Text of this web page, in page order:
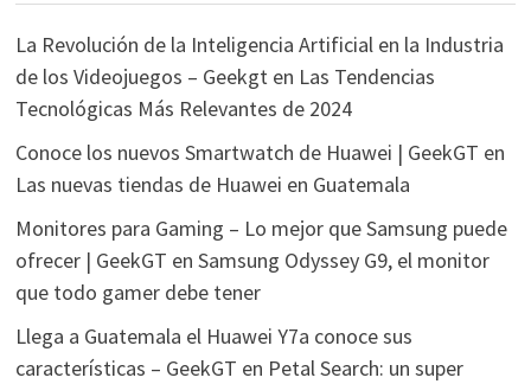
La Revolución de la Inteligencia Artificial en la Industria
de los Videojuegos – Geekgten Las Tendencias
Tecnológicas Más Relevantes de 2024
Conoce los nuevos Smartwatch de Huawei | GeekGT en
Las nuevas tiendas de Huawei en Guatemala
Monitores para Gaming – Lo mejor que Samsung puede
ofrecer | GeekGT en Samsung Odyssey G9, el monitor
que todo gamer debe tener
Llega a Guatemala el Huawei Y7a conoce sus
características – GeekGT en Petal Search: un super